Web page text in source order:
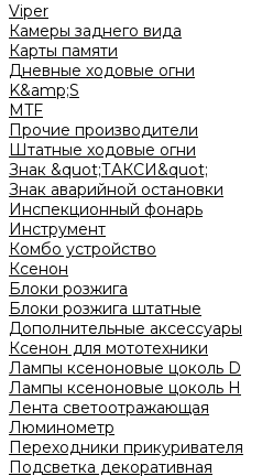
Viper
Камеры заднего вида
Карты памяти
Дневные ходовые огни
K&amp;S
MTF
Прочие производители
Штатные ходовые огни
Знак &quot;ТАКСИ&quot;
Знак аварийной остановки
Инспекционный фонарь
Инструмент
Комбо устройство
Ксенон
Блоки розжига
Блоки розжига штатные
Дополнительные аксессуары
Ксенон для мототехники
Лампы ксеноновые цоколь D
Лампы ксеноновые цоколь H
Лента светоотражающая
Люминометр
Переходники прикуривателя
Подсветка декоративная